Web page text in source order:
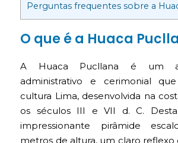
Perguntas frequentes sobre a
O que é a Huaca
A Huaca Pucllana é um
administrativo e cerimonial
cultura Lima, desenvolvida na
os séculos III e VII d. C.
impressionante pirâmide
metros de altura, um claro reflexo